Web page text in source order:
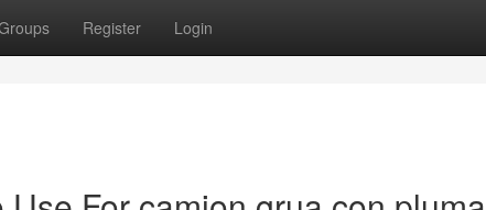
Register Login